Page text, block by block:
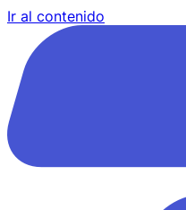
Ir al contenido